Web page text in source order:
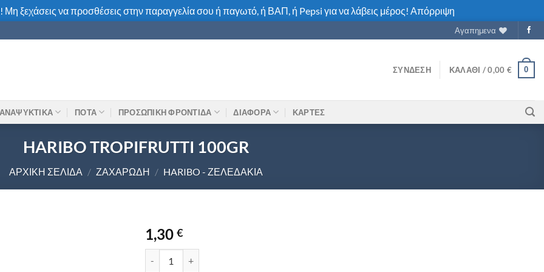
ξεχάσεις να προσθέσεις στην παραγγελία σου ή παγωτό, ή ΒΑΠ, ή Pepsi για να λάβεις μέρος! Απόρριψη
Αγαπημενα
ΣΎΝΔΕΣΗ ΚΑΛΆΘΙ /0,00 € 0
ΑΝΑΨΥΚΤΙΚΑ ΠΟΤΑ ΠΡΟΣΩΠΙΚΗ ΦΡΟΝΤΙΔΑ ΔΙΑΦΟΡΑ ΚΑΡΤΕΣ
HARIBO TROPIFRUTTI 100GR
ΑΡΧΙΚΉ ΣΕΛΊΔΑ / ΖΑΧΑΡΏΔΗ / HARIBO - ΖΕΛΕΔΆΚΙΑ
1,30 €